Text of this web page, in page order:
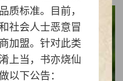
质标准。目前，
社会人士恶意冒
加盟。针对此类
上当，书亦烧仙
以下公告：